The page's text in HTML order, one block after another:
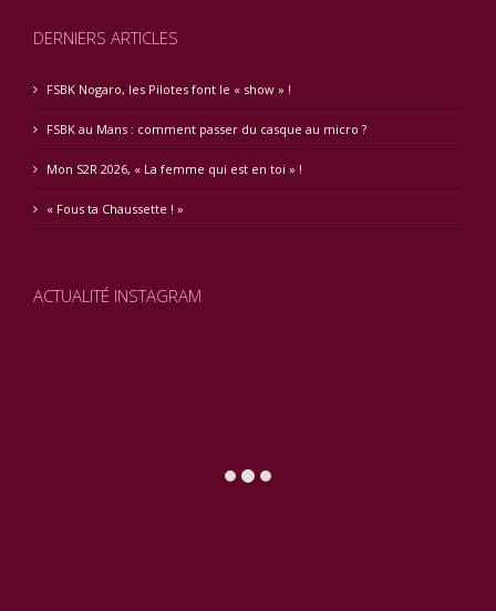
DERNIERS ARTICLES
FSBK Nogaro, les Pilotes font le « show » !
FSBK au Mans : comment passer du casque au micro ?
Mon S2R 2026, « La femme qui est en toi » !
« Fous ta Chaussette ! »
ACTUALITÉ INSTAGRAM